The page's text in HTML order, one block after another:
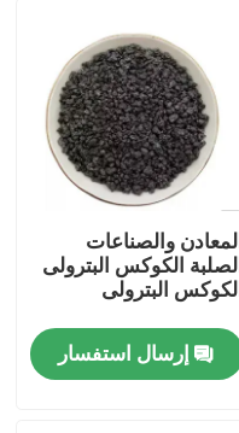
المعادن والصناعات
الصلبة الكوكس البترولى
الكوكس البترولى
إرسال استفسار